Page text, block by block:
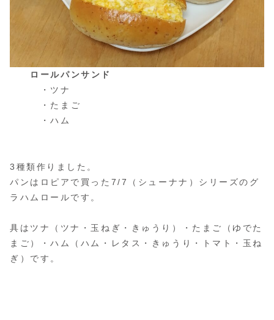
ロールパンサンド
・ツナ
・たまご
・ハム
3種類作りました。
パンはロピアで買った7/7（シューナナ）シリーズのグ
ラハムロールです。
具はツナ（ツナ・玉ねぎ・きゅうり）・たまご（ゆでた
まご）・ハム（ハム・レタス・きゅうり・トマト・玉ね
ぎ）です。